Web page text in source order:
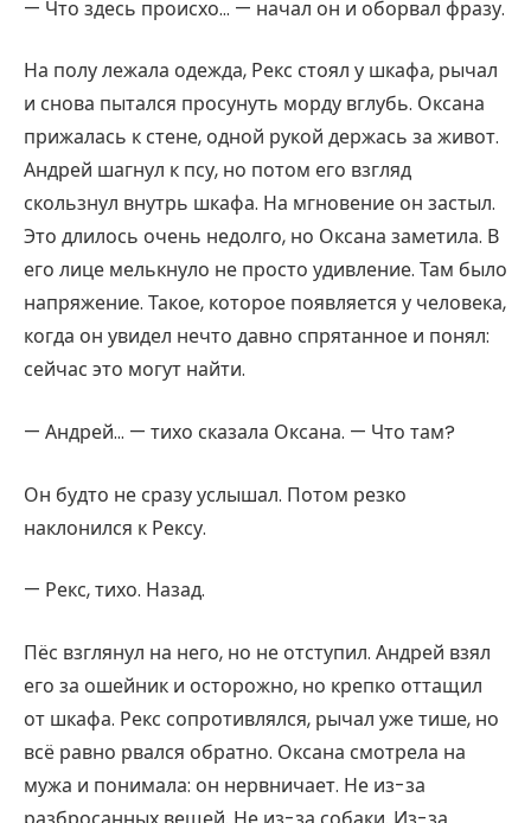
— Что здесь происхо… — начал он и оборвал фразу.
На полу лежала одежда, Рекс стоял у шкафа, рычал
и снова пытался просунуть морду вглубь. Оксана
прижалась к стене, одной рукой держась за живот.
Андрей шагнул к псу, но потом его взгляд
скользнул внутрь шкафа. На мгновение он застыл.
Это длилось очень недолго, но Оксана заметила. В
его лице мелькнуло не просто удивление. Там было
напряжение. Такое, которое появляется у человека,
когда он увидел нечто давно спрятанное и понял:
сейчас это могут найти.
— Андрей… — тихо сказала Оксана. — Что там?
Он будто не сразу услышал. Потом резко
наклонился к Рексу.
— Рекс, тихо. Назад.
Пёс взглянул на него, но не отступил. Андрей взял
его за ошейник и осторожно, но крепко оттащил
от шкафа. Рекс сопротивлялся, рычал уже тише, но
всё равно рвался обратно. Оксана смотрела на
мужа и понимала: он нервничает. Не из-за